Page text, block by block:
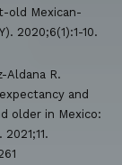
old Mexican-
2020;6(1):1-10.
Aldana R.
and
older in Mexico: